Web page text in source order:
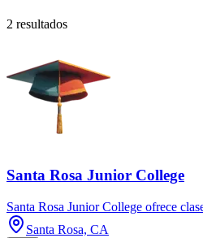
2 resultados
Santa Rosa Junior College
Santa Rosa Junior College ofrece
Santa Rosa, CA